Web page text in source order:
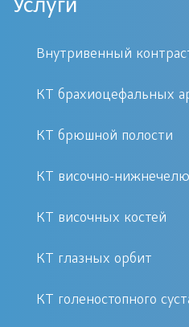
вид обследования в
характеризуется
аппарата
рентгеновского
излучатель
компьютерном
тела пациента
углом к нему и
Услуги
Внутривенный
КТ брахиоцефальных
КТ брюшной полости
КТ височно-
КТ височных костей
КТ глазных орбит
КТ голеностопного